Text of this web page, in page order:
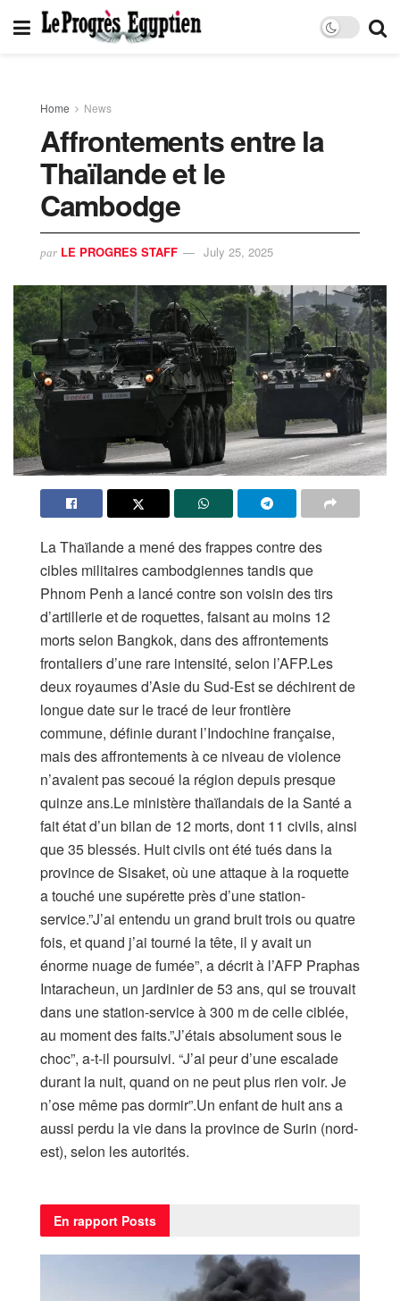
Home News
Affrontements entre la
Thaïlande et le
Cambodge
par LE PROGRES STAFF July 25, 2025
La Thaïlande a mené des frappes contre des
cibles militaires cambodgiennes tandis que
Phnom Penh a lancé contre son voisin des tirs
d’artillerie et de roquettes, faisant au moins 12
morts selon Bangkok, dans des affrontements
frontaliers d’une rare intensité, selon l’AFP.Les
deux royaumes d’Asie du Sud-Est se déchirent de
longue date sur le tracé de leur frontière
commune, définie durant l’Indochine française,
mais des affrontements à ce niveau de violence
n’avaient pas secoué la région depuis presque
quinze ans.Le ministère thaïlandais de la Santé a
fait état d’un bilan de 12 morts, dont 11 civils, ainsi
que 35 blessés. Huit civils ont été tués dans la
province de Sisaket, où une attaque à la roquette
a touché une supérette près d’une station-
service.”J’ai entendu un grand bruit trois ou quatre
fois, et quand j’ai tourné la tête, il y avait un
énorme nuage de fumée”, a décrit à l’AFP Praphas
Intaracheun, un jardinier de 53 ans, qui se trouvait
dans une station-service à 300 m de celle ciblée,
au moment des faits.”J’étais absolument sous le
choc”, a-t-il poursuivi. “J’ai peur d’une escalade
durant la nuit, quand on ne peut plus rien voir. Je
n’ose même pas dormir”.Un enfant de huit ans a
aussi perdu la vie dans la province de Surin (nord-
est), selon les autorités.
En rapport Posts